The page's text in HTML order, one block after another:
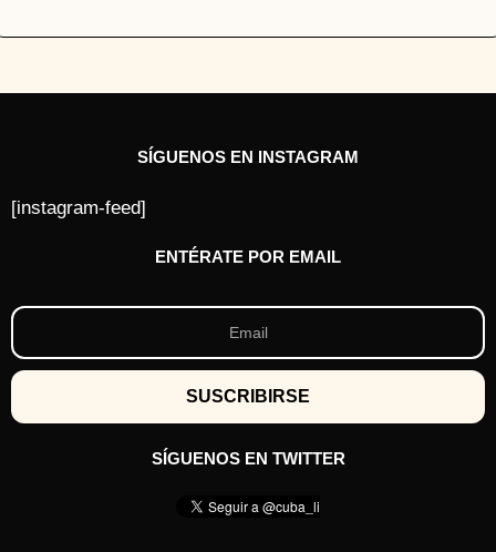
SÍGUENOS EN INSTAGRAM
[instagram-feed]
ENTÉRATE POR EMAIL
SÍGUENOS EN TWITTER